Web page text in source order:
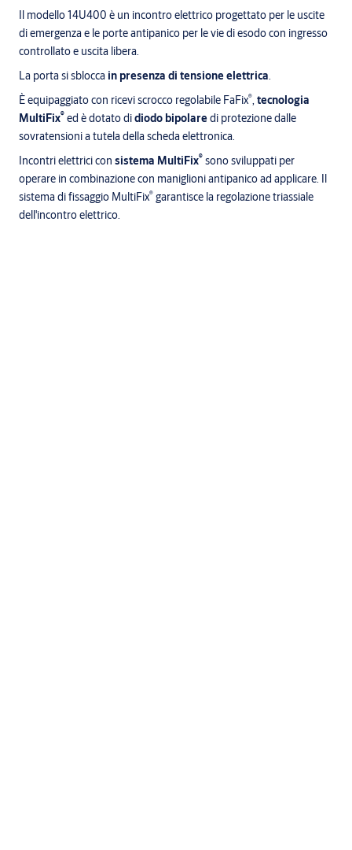
Il modello 14U400 è un incontro elettrico progettato per le uscite
di emergenza e le porte antipanico per le vie di esodo con ingresso
controllato e uscita libera.
La porta si sblocca in presenza di tensione elettrica.
È equipaggiato con ricevi scrocco regolabile FaFix®,tecnologia
MultiFix® ed è dotato didiodo bipolaredi protezione dalle
sovratensioni a tutela della scheda elettronica.
Incontri elettrici con sistema MultiFix® sono sviluppati per
operare in combinazione con maniglioni antipanico ad applicare. Il
sistema di fissaggio MultiFix® garantisce la regolazione triassiale
dell'incontro elettrico.